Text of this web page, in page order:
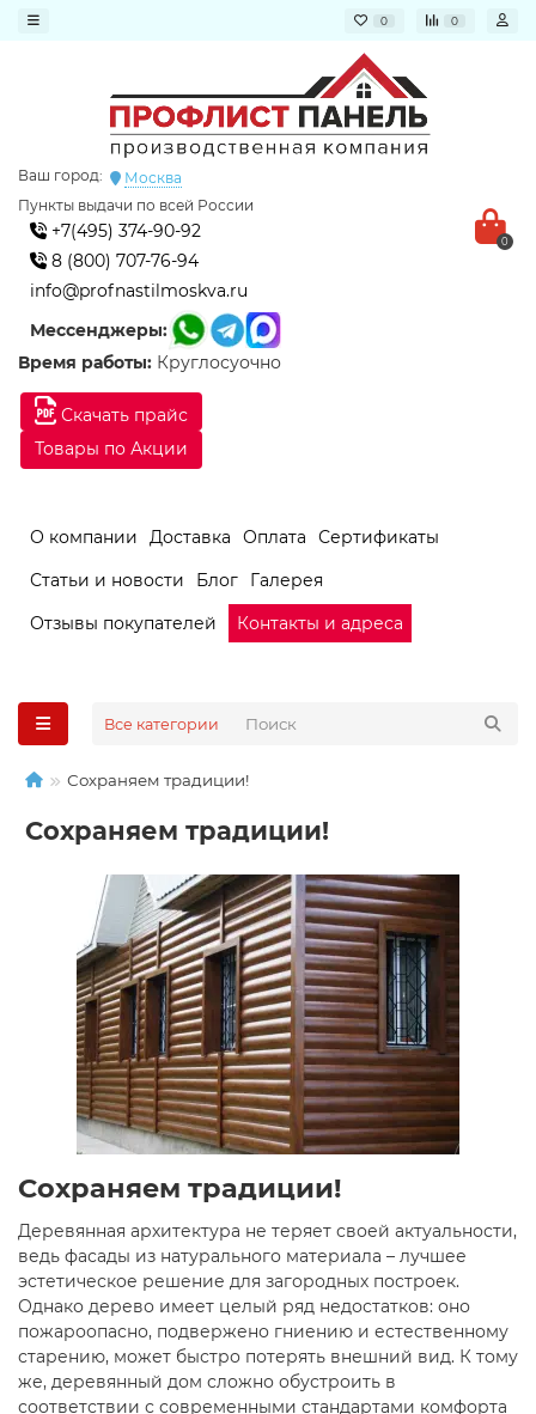
0 0
Скачать прайс
Товары по Акции
Ваш город:
Москва
Пункты выдачи по всей России
+7(495) 374-90-92
8 (800) 707-76-94
info@profnastilmoskva.ru
Мессенджеры:
Время работы: Круглосуочно
0
О компании Доставка Оплата
Сертификаты
Статьи и новости
Блог
Галерея
Отзывы покупателей
Контакты и адреса
Все категории
Сохраняем традиции!
Сохраняем традиции!
Сохраняем традиции!
Деревянная архитектура не теряет своей актуальности,
ведь фасады из натурального материала – лучшее
эстетическое решение для загородных построек.
Однако дерево имеет целый ряд недостатков: оно
пожароопасно, подвержено гниению и естественному
старению, может быстро потерять внешний вид. К тому
же, деревянный дом сложно обустроить в
соответствии с современными стандартами комфорта